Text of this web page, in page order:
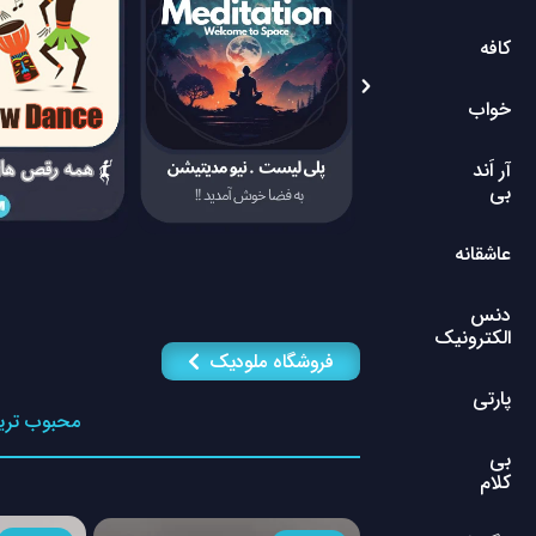
کافه
خواب
آر اَند
بی
عاشقانه
دنس
الکترونیک
پارتی
بی
کلام
فروشگاه ملودیک
محبوب